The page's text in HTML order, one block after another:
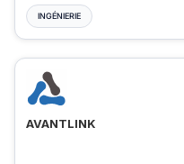
INGÉNIERIE
AVANTLINK